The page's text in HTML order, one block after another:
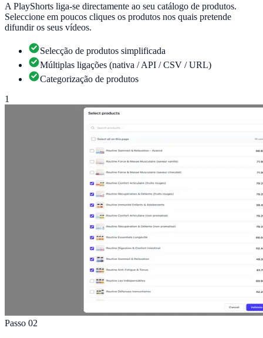
A PlayShorts liga-se directamente ao seu catálogo de produtos.
Seleccione em poucos cliques os produtos nos quais pretende
difundir os seus vídeos.
Selecção de produtos simplificada
Múltiplas ligações (nativa / API / CSV / URL)
Categorização de produtos
1
Passo 02